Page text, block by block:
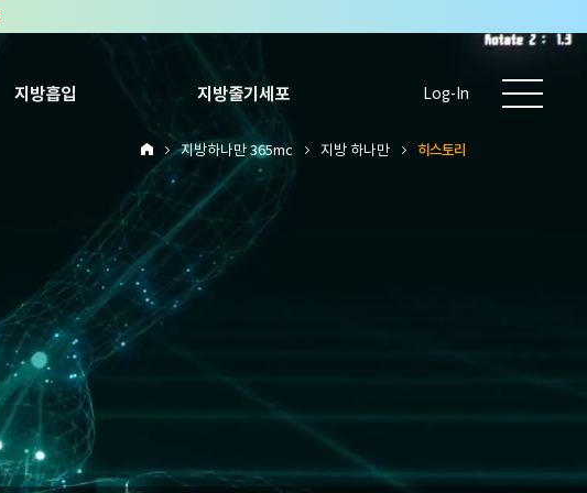
지방흡입 지방줄기세포 Log-In
지방하나만 365mc 지방 하나만 히스토리